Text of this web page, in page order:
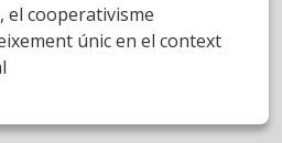
el cooperativisme
únic en el context